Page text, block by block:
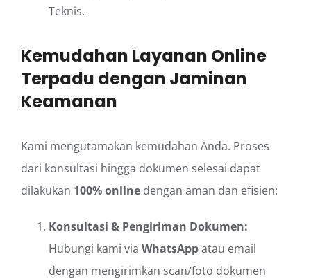
Teknis.
Kemudahan Layanan Online
Terpadu dengan Jaminan
Keamanan
Kami mengutamakan kemudahan Anda. Proses
dari konsultasi hingga dokumen selesai dapat
dilakukan 100% online dengan aman dan efisien:
Konsultasi & Pengiriman Dokumen:
Hubungi kami via WhatsAppatau email
dengan mengirimkan scan/foto dokumen